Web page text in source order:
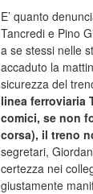
E’ quanto
Tancredi e Pino
a se stessi nelle
accaduto la
sicurezza del
linea ferroviaria
comici, se non
corsa), il treno
segretari,
certezza nei
giustamente